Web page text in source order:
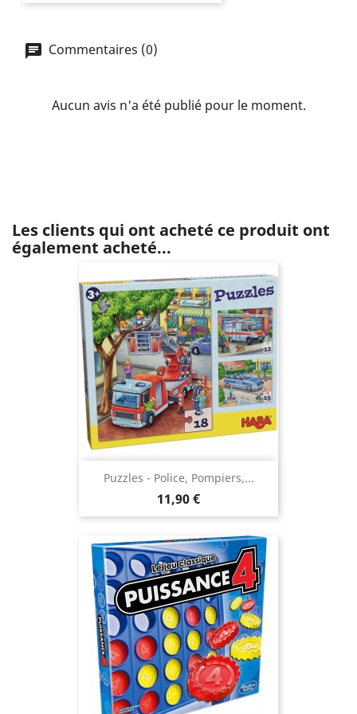
Commentaires (0)
Aucun avis n'a été publié pour le moment.
Les clients qui ont acheté ce produit ont
également acheté...
Puzzles - Police, Pompiers,...
Prix
11,90 €